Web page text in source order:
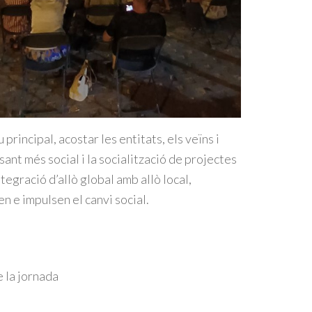
principal, acostar les entitats, els veïns i
més social i la socialització de projectes
d’allò global amb allò local,
e impulsen el canvi social.
la jornada